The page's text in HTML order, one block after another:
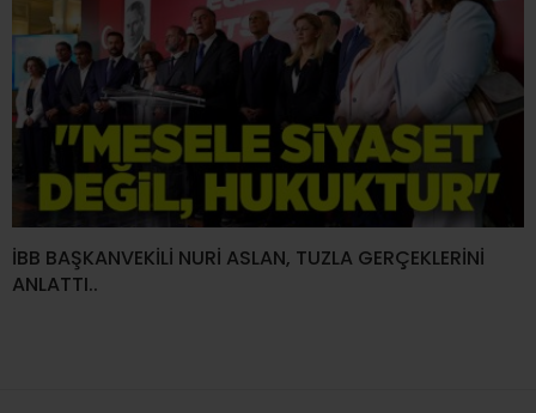
İBB BAŞKANVEKİLİ NURİ ASLAN, TUZLA GERÇEKLERİNİ
ANLATTI..